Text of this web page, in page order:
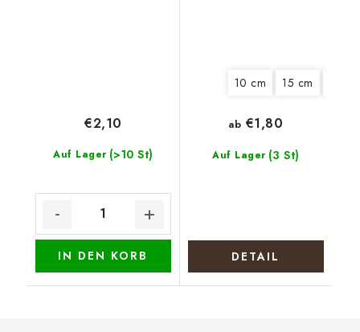
Auf Lager (>10 St)
€2,10
IN DEN KORB
10 cm 15 cm
Auf Lager (3 St)
ab €1,80
DETAIL